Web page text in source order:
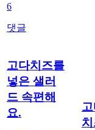
6
댓글
고다치즈를
넣은 샐러
드 속편해
요.